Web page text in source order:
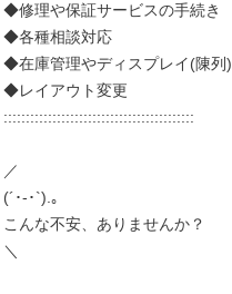
◆修理や保証サービスの手続き
◆各種相談対応
◆在庫管理やディスプレイ(陳列)
◆レイアウト変更
:::::::::::::::::::::::::::::::::::::::::::
／
(´･-･`).｡
こんな不安、ありませんか？
＼